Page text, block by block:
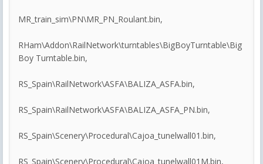
MR_train_sim\PN\MR_PN_Roulant.bin,
RHam\Addon\RailNetwork\turntables\BigBoyTurntable\Big
Boy Turntable.bin,
RS_Spain\RailNetwork\ASFA\BALIZA_ASFA.bin,
RS_Spain\RailNetwork\ASFA\BALIZA_ASFA_PN.bin,
RS_Spain\Scenery\Procedural\Cajoa_tunelwall01.bin,
RS_Spain\Scenery\Procedural\Cajoa_tunelwall01M.bin,